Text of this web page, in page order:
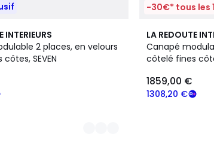
INTERIEURS
2 places, en velours
SEVEN
-30€* tous les
LA REDOUTE
Canapé
côtelé fines
1308,20 €
1859,00 €
5
Couleurs